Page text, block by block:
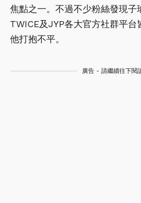
焦點之一。不過不少粉絲發現子
TWICE及JYP各大官方社群平台
他打抱不平。
廣告 - 請繼續往下閱